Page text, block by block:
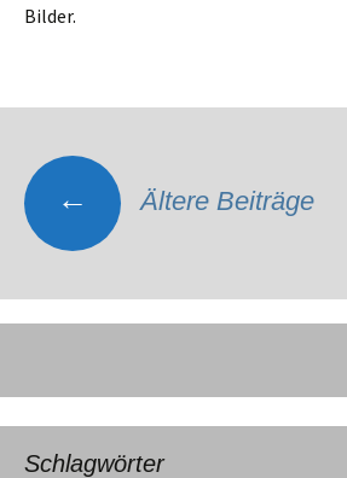
Bilder.
← Ältere Beiträge
Schlagwörter